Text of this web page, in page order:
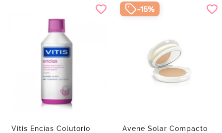
Vitis Encías Colutorio
Avene Solar Compacto
-15%